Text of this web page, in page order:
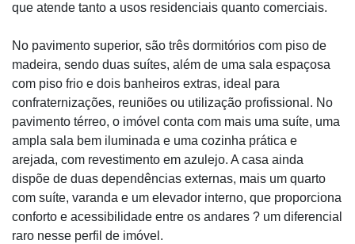
que atende tanto a usos residenciais quanto comerciais.
No pavimento superior, são três dormitórios com piso de
madeira, sendo duas suítes, além de uma sala espaçosa
com piso frio e dois banheiros extras, ideal para
confraternizações, reuniões ou utilização profissional. No
pavimento térreo, o imóvel conta com mais uma suíte, uma
ampla sala bem iluminada e uma cozinha prática e
arejada, com revestimento em azulejo. A casa ainda
dispõe de duas dependências externas, mais um quarto
com suíte, varanda e um elevador interno, que proporciona
conforto e acessibilidade entre os andares ? um diferencial
raro nesse perfil de imóvel.